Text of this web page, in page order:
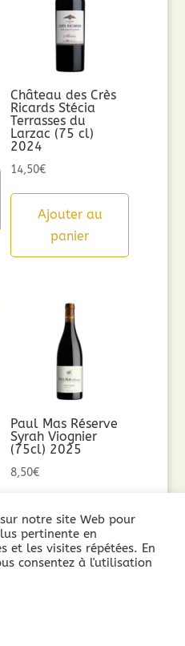
Château des Crès
Ricards Stécia
Terrasses du
Larzac (75 cl)
2024
14,50€
Ajouter au
panier
Paul Mas Réserve
Syrah Viognier
(75cl) 2025
8,50€
Ajouter au
panier
notre site Web pour
pertinente en
et les visites répétées. En
consentez à l'utilisation